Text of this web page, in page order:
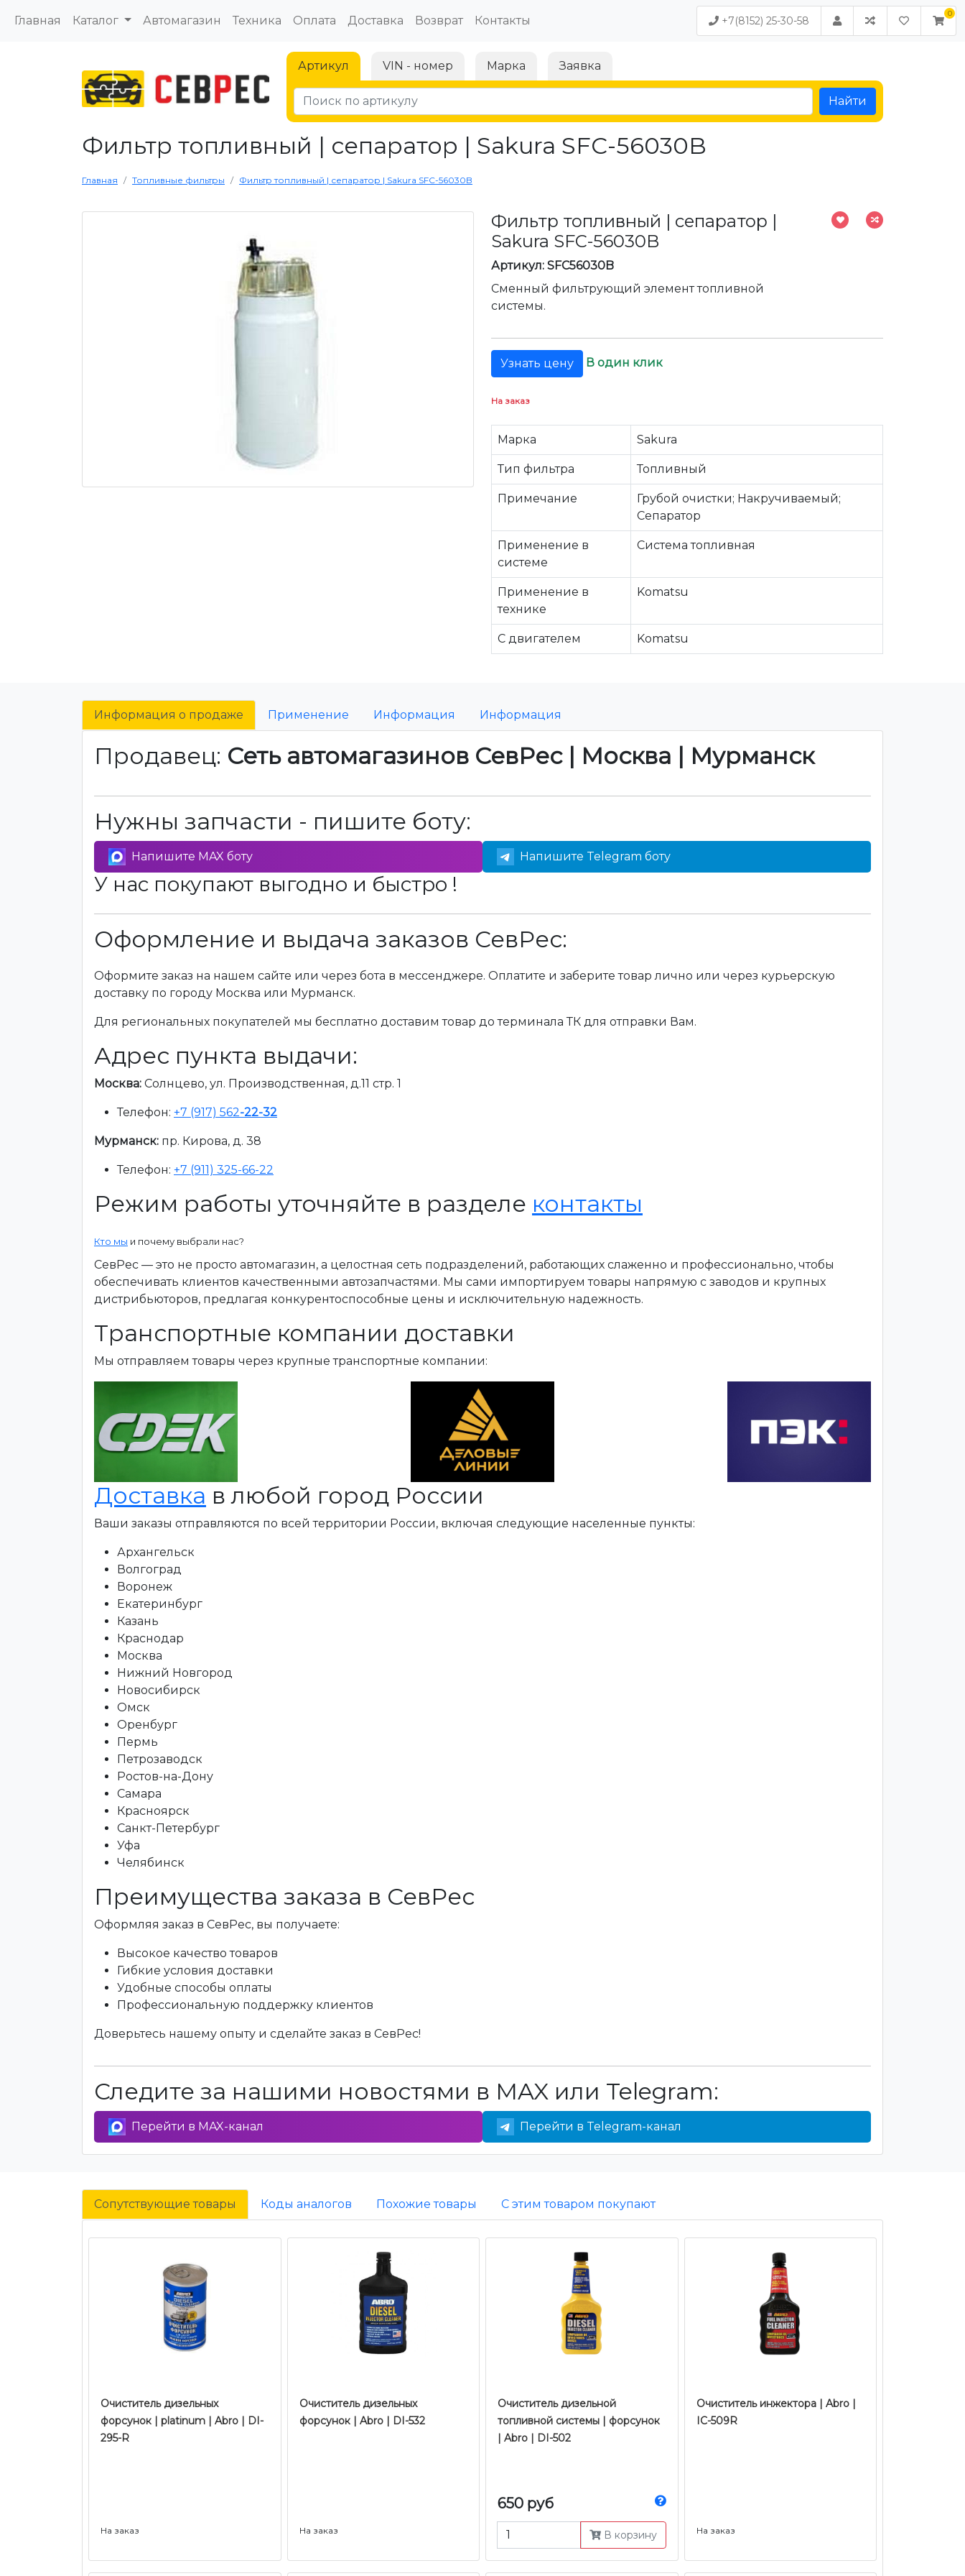
Главная Каталог Автомагазин Техника Оплата Доставка Возврат Контакты +7(8152) 25-30-58
Артикул VIN - номер Марка Заявка
Найти
Фильтр топливный | сепаратор | Sakura SFC-56030B
Главная Топливные фильтры Фильтр топливный | сепаратор | Sakura SFC-56030B
Фильтр топливный | сепаратор |
Sakura SFC-56030B
Артикул: SFC56030B
Сменный фильтрующий элемент топливной
системы.
Узнать цену В один клик
На заказ
Марка Sakura
Тип фильтра Топливный
Примечание
Грубой очистки; Накручиваемый;
Сепаратор
Применение в
системе
Система топливная
Применение в
технике
Komatsu
C двигателем Komatsu
Информация о продаже Применение Информация Информация
Продавец: Сеть автомагазинов СевРес | Москва | Мурманск
Нужны запчасти - пишите боту:
Напишите MAX боту Напишите Telegram боту
У нас покупают выгодно и быстро !
Оформление и выдача заказов СевРес:
Оформите заказ на нашем сайте или через бота в мессенджере. Оплатите и заберите товар лично или через курьерскую
доставку по городу Москва или Мурманск.
Для региональных покупателей мы бесплатно доставим товар до терминала ТК для отправки Вам.
Адрес пункта выдачи:
Москва: Солнцево, ул. Производственная, д.11 стр. 1
Телефон: +7 (917) 562-22-32
Мурманск: пр. Кирова, д. 38
Телефон: +7 (911) 325-66-22
Режим работы уточняйте в разделе контакты
Кто мы и почему выбрали нас?
СевРес — это не просто автомагазин, а целостная сеть подразделений, работающих слаженно и профессионально, чтобы
обеспечивать клиентов качественными автозапчастями. Мы сами импортируем товары напрямую с заводов и крупных
дистрибьюторов, предлагая конкурентоспособные цены и исключительную надежность.
Транспортные компании доставки
Мы отправляем товары через крупные транспортные компании:
Доставка в любой город России
Ваши заказы отправляются по всей территории России, включая следующие населенные пункты:
Архангельск
Волгоград
Воронеж
Екатеринбург
Казань
Краснодар
Москва
Нижний Новгород
Новосибирск
Омск
Оренбург
Пермь
Петрозаводск
Ростов-на-Дону
Самара
Красноярск
Санкт-Петербург
Уфа
Челябинск
Преимущества заказа в СевРес
Оформляя заказ в СевРес, вы получаете:
Высокое качество товаров
Гибкие условия доставки
Удобные способы оплаты
Профессиональную поддержку клиентов
Доверьтесь нашему опыту и сделайте заказ в СевРес!
Следите за нашими новостями в MAX или Telegram:
Перейти в MAX-канал Перейти в Telegram-канал
Сопутствующие товары Коды аналогов Похожие товары С этим товаром покупают
Очиститель дизельных
форсунок | platinum | Abro | DI-
295-R
На заказ
Очиститель дизельных
форсунок | Abro | DI-532
На заказ
Очиститель дизельной
топливной системы | форсунок
| Abro | DI-502
650 руб
В корзину
Очиститель инжектора | Abro |
IC-509R
На заказ